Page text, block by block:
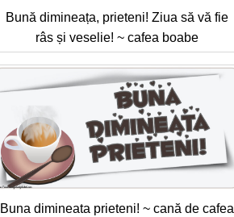
Bună dimineața, prieteni! Ziua să vă fie
râs și veselie! ~ cafea boabe
Buna dimineata prieteni! ~ cană de cafea